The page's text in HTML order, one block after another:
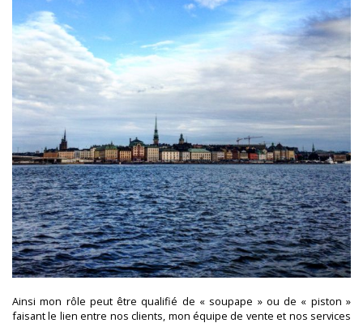
Ainsi mon rôle peut être qualifié de « soupape » ou de « piston »
faisant le lien entre nos clients, mon équipe de vente et nos services